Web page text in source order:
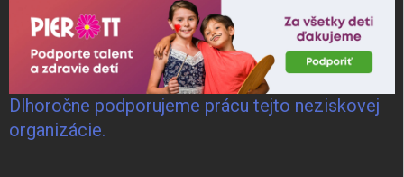
Dlhoročne podporujeme prácu tejto neziskovej
organizácie.